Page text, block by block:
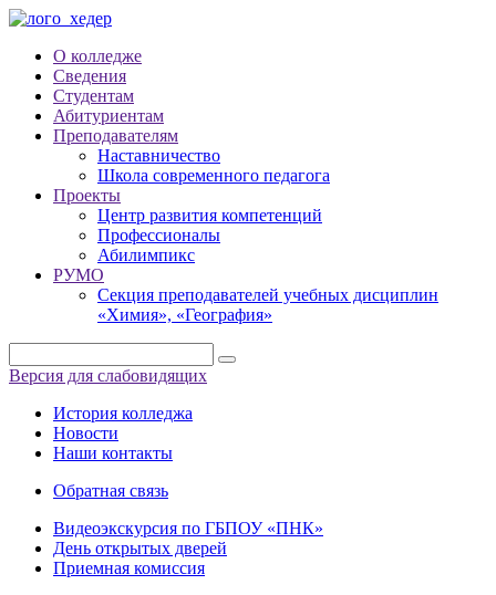
О колледже
Сведения
Студентам
Абитуриентам
Преподавателям
Наставничество
Школа современного педагога
Проекты
Центр развития компетенций
Профессионалы
Абилимпикс
РУМО
Секция преподавателей учебных дисциплин
«Химия», «География»
Версия для слабовидящих
История колледжа
Новости
Наши контакты
Обратная связь
Видеоэкскурсия по ГБПОУ «ПНК»
День открытых дверей
Приемная комиссия